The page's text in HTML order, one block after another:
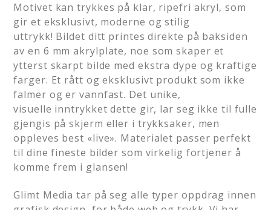
Motivet kan trykkes på klar, ripefri akryl, som
gir et eksklusivt, moderne og stilig
uttrykk! Bildet ditt printes direkte på baksiden
av en 6 mm akrylplate, noe som skaper et
ytterst skarpt bilde med ekstra dype og kraftige
farger. Et rått og eksklusivt produkt som ikke
falmer og er vannfast. Det unike,
visuelle inntrykket dette gir, lar seg ikke til fulle
gjengis på skjerm eller i trykksaker, men
oppleves best «live». Materialet passer perfekt
til dine fineste bilder som virkelig fortjener å
komme frem i glansen!
Glimt Media tar på seg alle typer oppdrag innen